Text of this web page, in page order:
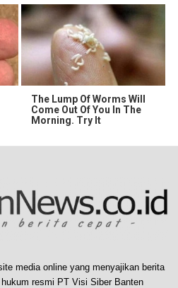
The Lump Of Worms Will
Come Out Of You In The
Morning. Try It
media online yang menyajikan berita
resmi PT Visi Siber Banten